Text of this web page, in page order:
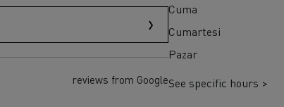
reviews from Google
Cuma
Cumartesi
Pazar
See specific hours >